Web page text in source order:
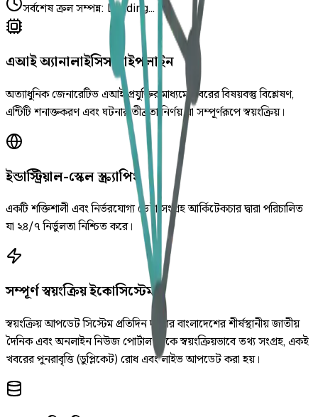
সর্বশেষ ক্রল সম্পন্ন: Loading...
এআই অ্যানালাইসিস পাইপলাইন
অত্যাধুনিক জেনারেটিভ এআই প্রযুক্তির মাধ্যমে খবরের বিষয়বস্তু বিশ্লেষণ,
এন্টিটি শনাক্তকরণ এবং ঘটনার তীব্রতা নির্ণয় যা সম্পূর্ণরূপে স্বয়ংক্রিয়।
ইন্ডাস্ট্রিয়াল-স্কেল স্ক্র্যাপিং
একটি শক্তিশালী এবং নির্ভরযোগ্য ডেটা সংগ্রহ আর্কিটেকচার দ্বারা পরিচালিত
যা ২৪/৭ নির্ভুলতা নিশ্চিত করে।
সম্পূর্ণ স্বয়ংক্রিয় ইকোসিস্টেম
স্বয়ংক্রিয় আপডেট সিস্টেম প্রতিদিন দুইবার বাংলাদেশের শীর্ষস্থানীয় জাতীয়
দৈনিক এবং অনলাইন নিউজ পোর্টাল থেকে স্বয়ংক্রিয়ভাবে তথ্য সংগ্রহ, একই
খবরের পুনরাবৃত্তি (ডুপ্লিকেট) রোধ এবং লাইভ আপডেট করা হয়।